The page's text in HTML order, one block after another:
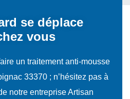
se déplace
vous
un traitement anti-mousse
33370 ; n’hésitez pas à
notre entreprise Artisan